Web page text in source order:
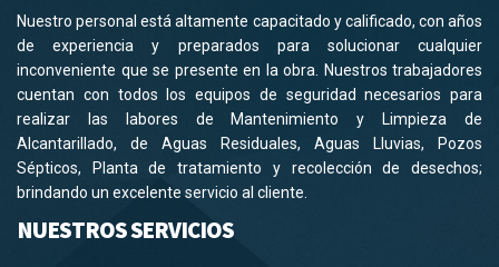
Nuestro personal está altamente capacitado y calificado, con años
de experiencia y preparados para solucionar cualquier
inconveniente que se presente en la obra. Nuestros trabajadores
cuentan con todos los equipos de seguridad necesarios para
realizar las labores de Mantenimiento y Limpieza de
Alcantarillado, de Aguas Residuales, Aguas Lluvias, Pozos
Sépticos, Planta de tratamiento y recolección de desechos;
brindando un excelente servicio al cliente.
NUESTROS SERVICIOS